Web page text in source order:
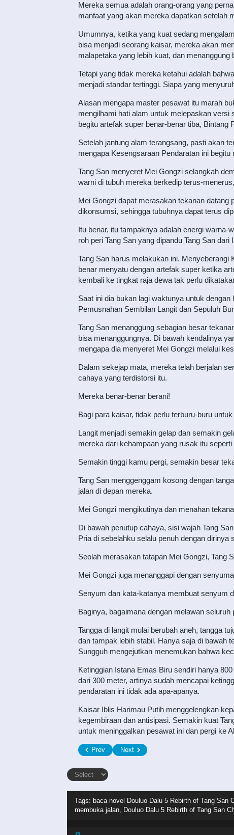
Mereka semua adalah orang-orang yang
manfaat yang akan mereka dapatkan setelah
Umumnya, ketika yang kuat sedang
bisa menjadi seorang kaisar, mereka akan
malapetaka yang lebih kuat, dan
Tetapi yang tidak mereka ketahui adalah
menjadi standar tertinggi. Siapa yang
Alasan mengapa master pesawat itu marah
mengilhami hati alam untuk melepaskan versi
begitu artefak super benar-benar tiba, Bintang
Setelah jantung alam terangsang, pasti akan
mengapa Kesengsaraan Pendaratan ini begitu
Tang San menyeret Mei Gongzi selangkah
warni di tubuh mereka berkedip terus-
Mei Gongzi dapat merasakan tekanan
dikonsumsi, sehingga tubuhnya dapat terus
Itu benar, itu tampaknya adalah energi
roh peri Tang San yang dipandu Tang San
Tang San harus melakukan ini.
benar menyatu dengan artefak super ketika
kembali ke tingkat raja dewa tak perlu
Saat ini dia bukan lagi waktunya untuk
Pemusnahan Sembilan Langit dan Sepuluh
Tang San menanggung sebagian besar
bisa menanggungnya. Di bawah kendalinya
mengapa dia menyeret Mei Gongzi melalui
Dalam sekejap mata, mereka telah berjalan
cahaya yang terdistorsi itu.
Mereka benar-benar berani!
Bagi para kaisar, tidak perlu terburu-buru
Langit menjadi semakin gelap dan semakin
mereka dari kehampaan yang rusak itu seperti
Semakin tinggi kamu pergi, semakin besar
Tang San menggenggam kosong dengan
jalan di depan mereka.
Mei Gongzi mengikutinya dan menahan
Di bawah penutup cahaya, sisi wajah Tang
Pria di sebelahku selalu penuh dengan dirinya
Seolah merasakan tatapan Mei Gongzi, Tang
Mei Gongzi juga menanggapi dengan
Senyum dan kata-katanya membuat senyum
Baginya, bagaimana dengan melawan seluruh
Tangga di langit mulai berubah aneh, tangga
dan tampak lebih stabil. Hanya saja di bawah
Sungguh mengejutkan menemukan bahwa
Ketinggian Istana Emas Biru sendiri hanya
dari 300 meter, artinya sudah mencapai
pendaratan ini tidak ada apa-apanya.
Kaisar Iblis Harimau Putih menggelengkan
kegembiraan dan antisipasi. Semakin kuat
untuk meninggalkan pesawat ini dan pergi ke
Prev Next
Tags: baca novel Douluo Dalu 5 Rebirth of Tang San
membuka jalan, Douluo Dalu 5 Rebirth of Tang San